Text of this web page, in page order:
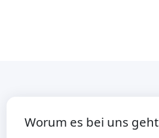
Worum es bei uns geht